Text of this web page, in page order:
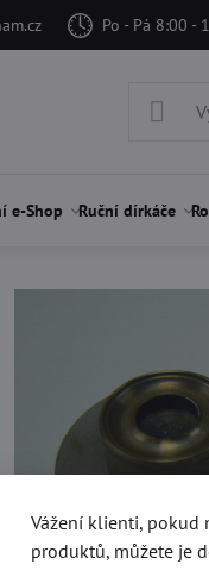
Po - Pá 8:00 -
e-Shop Ruční dírkáče
Vážení klienti, pokud
produktů, můžete je